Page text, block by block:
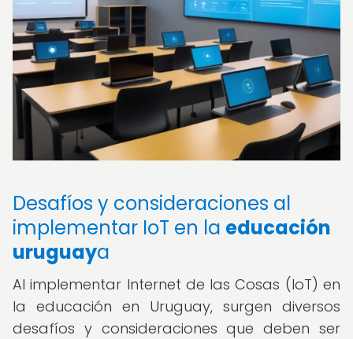
Desafíos y consideraciones al
implementar IoT en la educación
uruguaya
Al implementar Internet de las Cosas (IoT) en
la educación en Uruguay, surgen diversos
desafíos y consideraciones que deben ser